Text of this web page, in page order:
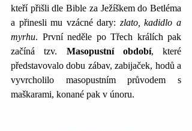
kteří přišli dle Bible za Ježíškem do Betléma
a přinesli mu vzácné dary: zlato, kadidlo a
myrhu. První neděle po Třech králích pak
začíná tzv. Masopustní období, které
představovalo dobu zábav, zabijaček, hodů a
vyvrcholilo masopustním průvodem s
maškarami, konané pak v únoru.